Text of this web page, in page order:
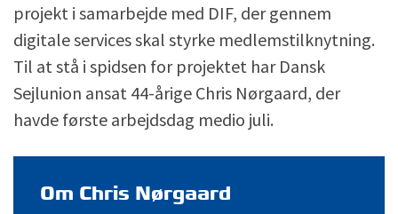
projekt i samarbejde med DIF, der gennem
digitale services skal styrke medlemstilknytning.
Til at stå i spidsen for projektet har Dansk
Sejlunion ansat 44-årige Chris Nørgaard, der
havde første arbejdsdag medio juli.
Om Chris Nørgaard